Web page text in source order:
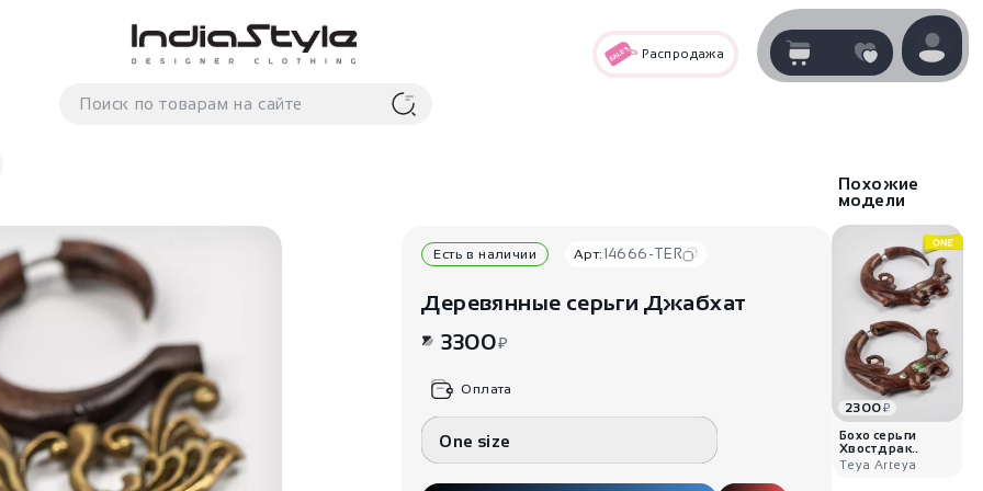
Распродажа
Корзина покупок пуста..
Есть в наличии Арт: 14666-TER
Деревянные серьги Джабхат
3300₽
Оплата
One size
Похожие
модели
2300₽
Бохо серьги
Хвост драк..
Teya Arteya